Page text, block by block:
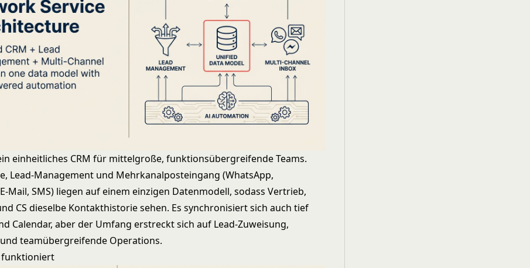
einheitliches CRM für mittelgroße, funktionsübergreifende Teams.
Lead-Management und Mehrkanalposteingang (WhatsApp,
Mail, SMS) liegen auf einem einzigen Datenmodell, sodass Vertrieb,
CS dieselbe Kontakthistorie sehen. Es synchronisiert sich auch tief
Calendar, aber der Umfang erstreckt sich auf Lead-Zuweisung,
teamübergreifende Operations.
funktioniert